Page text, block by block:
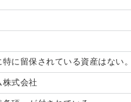
に留保されている資産はない。
株式会社